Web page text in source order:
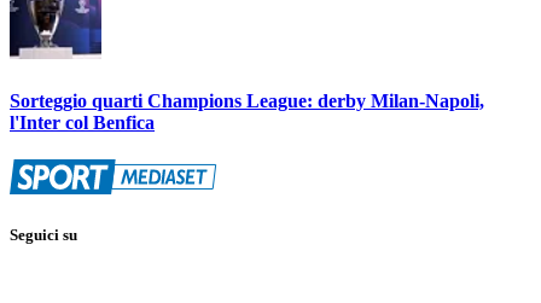
Sorteggio quarti Champions League: derby Milan-Napoli,
l'Inter col Benfica
Seguici su